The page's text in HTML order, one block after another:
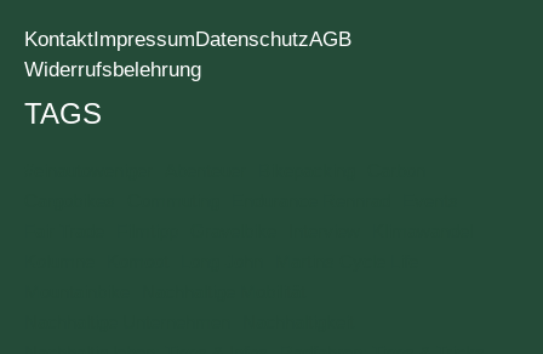
KontaktImpressumDatenschutzAGB
Widerrufsbelehrung
TAGS